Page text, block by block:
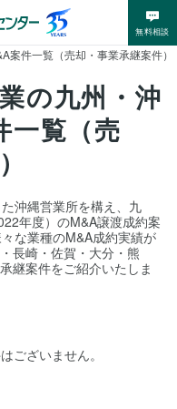
無料相談
案件一覧（売却・事業承継案件）
の九州・沖
一覧（売
沖縄営業所を構え、九
年度）のM&A譲渡成約案
な業種のM&A成約実績が
長崎・佐賀・大分・熊
継案件をご紹介いたしま
ございません。